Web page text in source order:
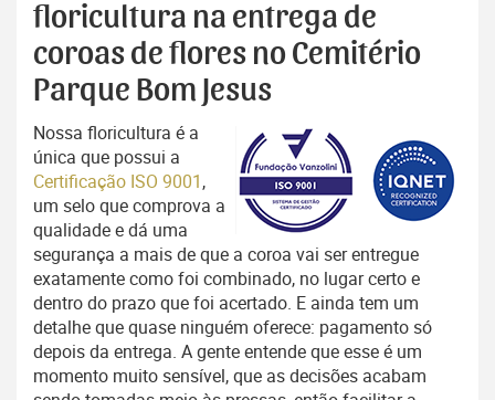
floricultura na entrega de
coroas de flores no Cemitério
Parque Bom Jesus
Nossa floricultura é a
única que possui a
Certificação ISO 9001,
um selo que comprova a
qualidade e dá uma
segurança a mais de que a coroa vai ser entregue
exatamente como foi combinado, no lugar certo e
dentro do prazo que foi acertado. E ainda tem um
detalhe que quase ninguém oferece: pagamento só
depois da entrega. A gente entende que esse é um
momento muito sensível, que as decisões acabam